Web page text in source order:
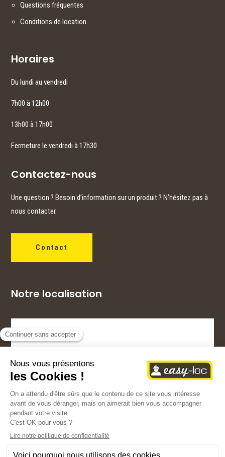
Questions fréquentes
Conditions de location
Horaires
Du lundi au vendredi
7h00 à 12h00
13h00 à 17h00
Fermeture le vendredi à 17h30
Contactez-nous
Une question ? Besoin d’information sur un produit ? N’hésitez pas à
nous contacter.
Contact
Notre localisation
Copyright © 2024 – Easy-Loc